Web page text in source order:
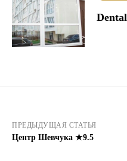
ПРЕДЫДУЩАЯ СТАТЬЯ
Центр Шевчука ★9.5